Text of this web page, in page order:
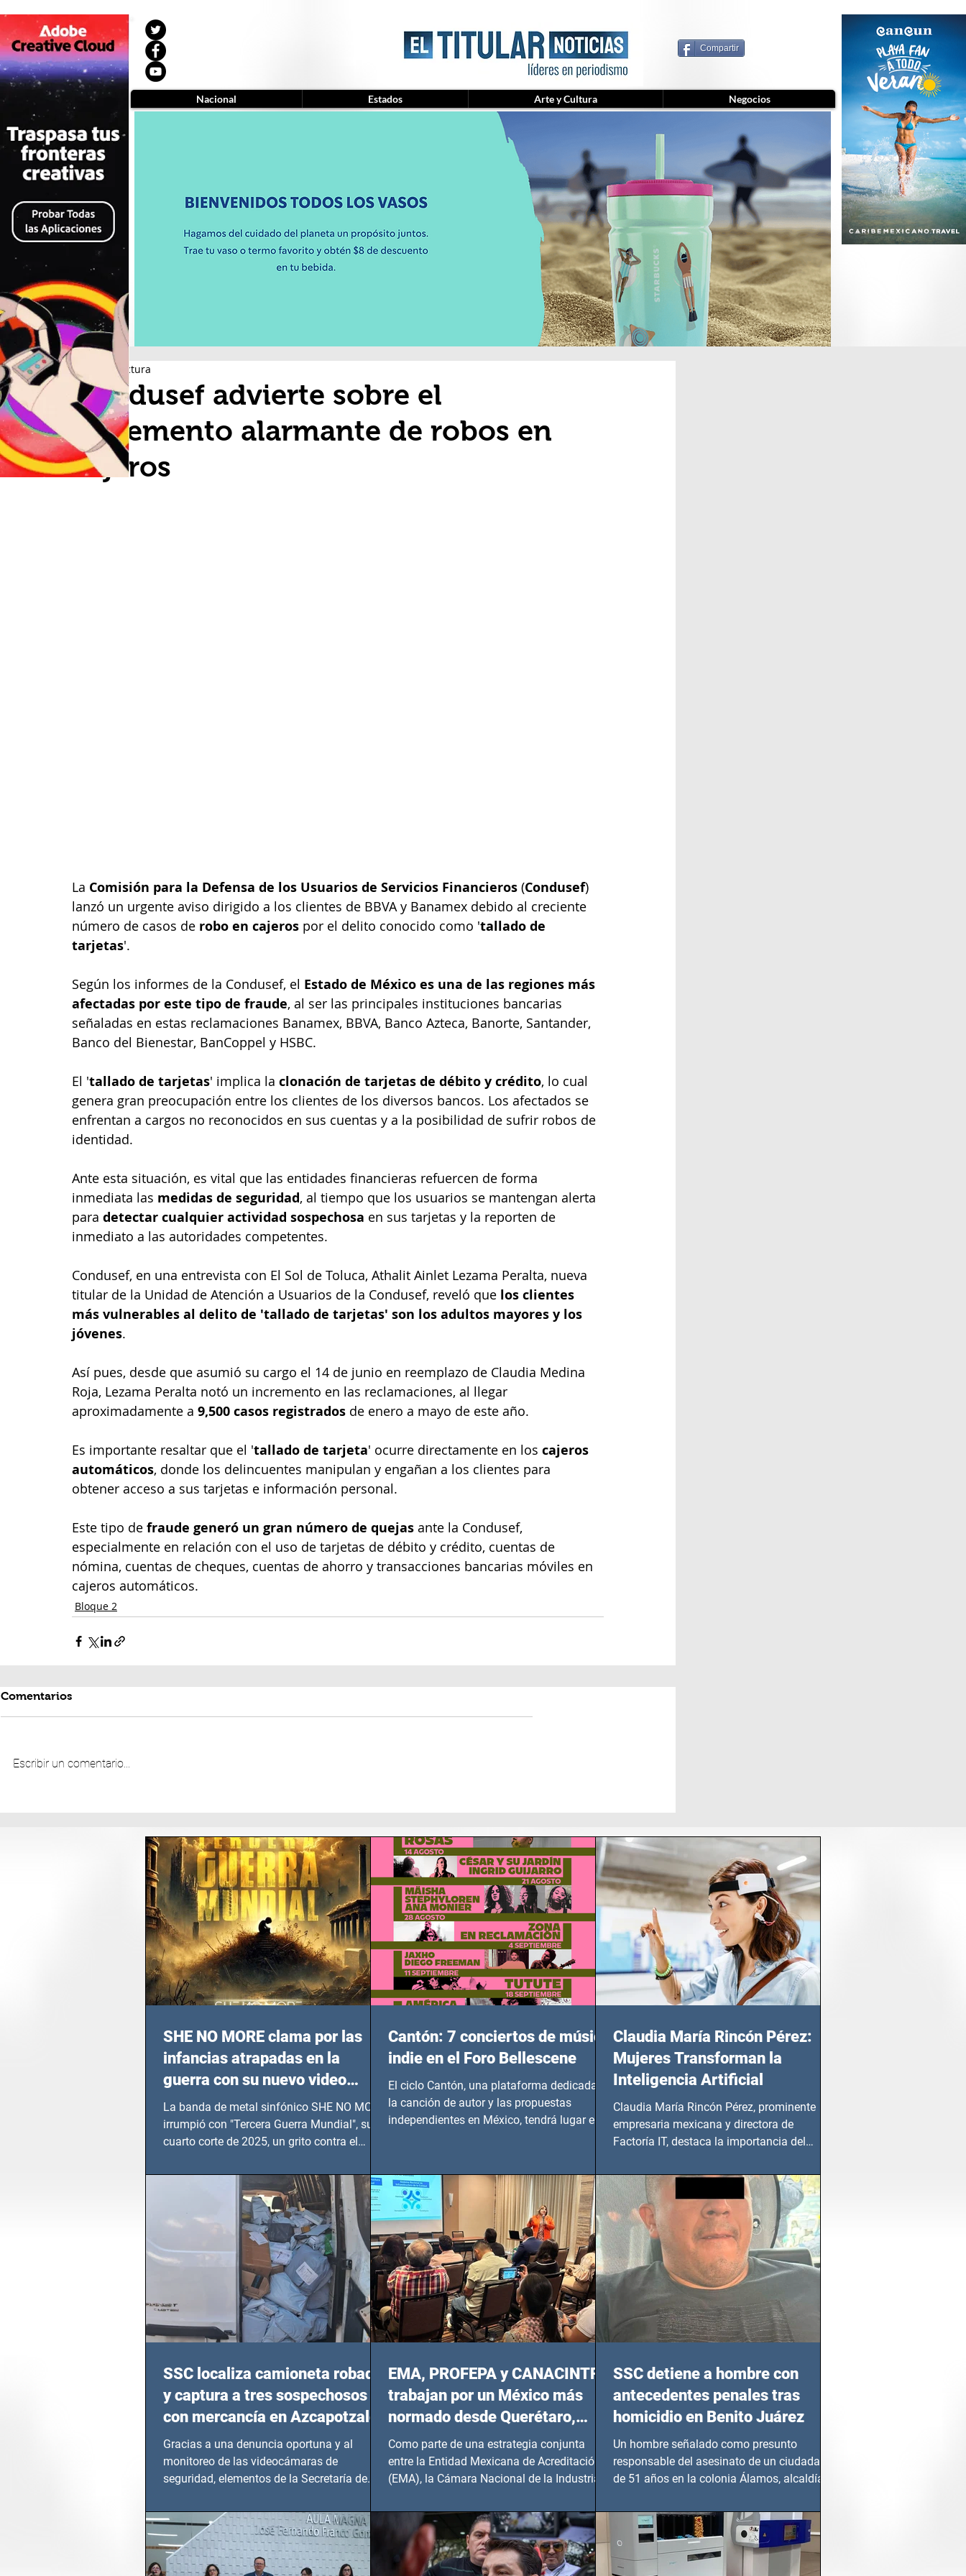
Compartir
Condusef advierte sobre el
incremento alarmante de robos en
cajeros
2 min de lectura
La Comisión para la Defensa de los Usuarios de Servicios Financieros (Condusef)
lanzó un urgente aviso dirigido a los clientes de BBVA y Banamex debido al creciente
número de casos de robo en cajeros por el delito conocido como 'tallado de
tarjetas'.
Según los informes de la Condusef, el Estado de México es una de las regiones más
afectadas por este tipo de fraude, al ser las principales instituciones bancarias
señaladas en estas reclamaciones Banamex, BBVA, Banco Azteca, Banorte, Santander,
Banco del Bienestar, BanCoppel y HSBC.
El 'tallado de tarjetas' implica la clonación de tarjetas de débito y crédito, lo cual
genera gran preocupación entre los clientes de los diversos bancos. Los afectados se
enfrentan a cargos no reconocidos en sus cuentas y a la posibilidad de sufrir robos de
identidad.
Ante esta situación, es vital que las entidades financieras refuercen de forma
inmediata las medidas de seguridad, al tiempo que los usuarios se mantengan alerta
para detectar cualquier actividad sospechosa en sus tarjetas y la reporten de
inmediato a las autoridades competentes.
Condusef, en una entrevista con El Sol de Toluca, Athalit Ainlet Lezama Peralta, nueva
titular de la Unidad de Atención a Usuarios de la Condusef, reveló que los clientes
más vulnerables al delito de 'tallado de tarjetas' son los adultos mayores y los
jóvenes.
Así pues, desde que asumió su cargo el 14 de junio en reemplazo de Claudia Medina
Roja, Lezama Peralta notó un incremento en las reclamaciones, al llegar
aproximadamente a 9,500 casos registrados de enero a mayo de este año.
Es importante resaltar que el 'tallado de tarjeta' ocurre directamente en los cajeros
automáticos, donde los delincuentes manipulan y engañan a los clientes para
obtener acceso a sus tarjetas e información personal.
Este tipo de fraude generó un gran número de quejas ante la Condusef,
especialmente en relación con el uso de tarjetas de débito y crédito, cuentas de
nómina, cuentas de cheques, cuentas de ahorro y transacciones bancarias móviles en
cajeros automáticos.
Bloque 2
Comentarios
Escribir un comentario...
SHE NO MORE clama por las
infancias atrapadas en la
guerra con su nuevo video
TERCERA GUERRA MUNDIAL
La banda de metal sinfónico SHE NO MORE
irrumpió con "Tercera Guerra Mundial", su
cuarto corte de 2025, un grito contra el
en epicentros bélicos.
Cantón: 7 conciertos de música
indie en el Foro Bellescene
El ciclo Cantón, una plataforma dedicada a
la canción de autor y las propuestas
independientes en México, tendrá lugar en el
del 14 de agosto al 25 de septiembre, a las
20:00 horas.
Claudia María Rincón Pérez:
Mujeres Transforman la
Inteligencia Artificial
Claudia María Rincón Pérez, prominente
empresaria mexicana y directora de
Factoría IT, destaca la importancia del
SSC localiza camioneta robada
y captura a tres sospechosos
con mercancía en Azcapotzalco
Gracias a una denuncia oportuna y al
monitoreo de las videocámaras de
seguridad, elementos de la Secretaría de
EMA, PROFEPA y CANACINTRA
trabajan por un México más
normado desde Querétaro,
Hidalgo y BCS
Como parte de una estrategia conjunta
entre la Entidad Mexicana de Acreditación
(EMA), la Cámara Nacional de la Industria
SSC detiene a hombre con
antecedentes penales tras
homicidio en Benito Juárez
Un hombre señalado como presunto
responsable del asesinato de un ciudadano
de 51 años en la colonia Álamos, alcaldía
Nacional Estados Arte y Cultura Negocios